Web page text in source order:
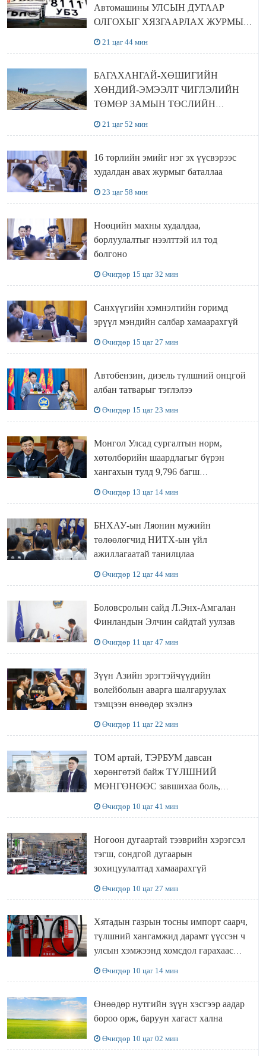
Автомашины УЛСЫН ДУГААР
ОЛГОХЫГ ХЯЗГААРЛАХ ЖУРМЫГ
21 цаг 44 мин
БАГАХАНГАЙ-ХӨШИГИЙН
ХӨНДИЙ-ЭМЭЭЛТ ЧИГЛЭЛИЙН
ТӨМӨР ЗАМЫН ТӨСЛИЙН
21 цаг 52 мин
16 төрлийн эмийг нэг эх үүсвэрээс
худалдан авах журмыг баталлаа
23 цаг 58 мин
Нөөцийн махны худалдаа,
борлуулалтыг нээлттэй ил тод
болгоно
Өчигдөр 15 цаг 32 мин
Санхүүгийн хэмнэлтийн горимд
эрүүл мэндийн салбар хамаарахгүй
Өчигдөр 15 цаг 27 мин
Автобензин, дизель түлшний онцгой
албан татварыг тэглэлээ
Өчигдөр 15 цаг 23 мин
Монгол Улсад сургалтын норм,
хөтөлбөрийн шаардлагыг бүрэн
хангахын тулд 9,796 багш
Өчигдөр 13 цаг 14 мин
БНХАУ-ын Ляонин мужийн
төлөөлөгчид НИТХ-ын үйл
ажиллагаатай танилцлаа
Өчигдөр 12 цаг 44 мин
Боловсролын сайд Л.Энх-Амгалан
Финландын Элчин сайдтай уулзав
Өчигдөр 11 цаг 47 мин
Зүүн Азийн эрэгтэйчүүдийн
волейболын аварга шалгаруулах
тэмцээн өнөөдөр эхэлнэ
Өчигдөр 11 цаг 22 мин
ТОМ артай, ТЭРБУМ давсан
хөрөнгөтэй байж ТҮЛШНИЙ
МӨНГӨНӨӨС завшихаа боль,
Өчигдөр 10 цаг 41 мин
Ногоон дугаартай тээврийн хэрэгсэл
тэгш, сондгой дугаарын
зохицуулалтад хамаарахгүй
Өчигдөр 10 цаг 27 мин
Хятадын газрын тосны импорт саарч,
түлшний хангамжид дарамт үүссэн ч
улсын хэмжээнд хомсдол гарахаас
Өчигдөр 10 цаг 14 мин
Өнөөдөр нутгийн зүүн хэсгээр аадар
бороо орж, баруун хагаст хална
Өчигдөр 10 цаг 02 мин